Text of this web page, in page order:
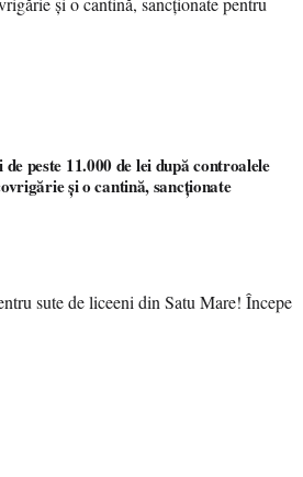
peste 11.000 de lei după controalele
și o cantină, sancționate